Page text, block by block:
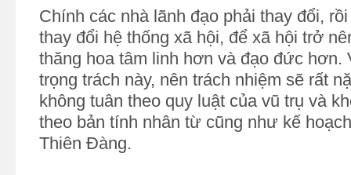
Chính các nhà lãnh đạo phải thay đổi,
thay đổi hệ thống xã hội, để xã hội trở
thăng hoa tâm linh hơn và đạo đức hơn.
trọng trách này, nên trách nhiệm sẽ rất
không tuân theo quy luật của vũ trụ và
theo bản tính nhân từ cũng như kế
Thiên Đàng.